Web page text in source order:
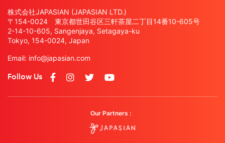
株式会社JAPASIAN (JAPASIAN LTD.)
〒154-0024 東京都世田谷区三軒茶屋二丁目14番10-605号
2-14-10-605, Sangenjaya, Setagaya-ku
Tokyo, 154-0024, Japan
Email: info@japasian.com
Follow Us
Our Partners :